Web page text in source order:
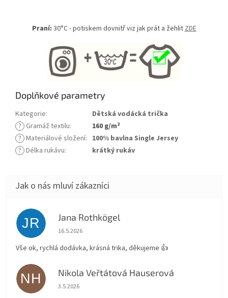
Praní: 30°C - potiskem dovnitř viz jak prát a žehlitZDE
Doplňkové parametry
Kategorie:
Dětská vodácká trička
? Gramáž textilu:
160 g/m²
? Materiálové složení: 100% bavlna Single Jersey
? Délka rukávu: krátký rukáv
JR Jana Rothkögel
Hodnocení obchodu je 5 z 5 hvězdiček.
16.5.2026
Vše ok, rychlá dodávka, krásná trika, děkujeme 👍
NH Nikola Veřtátová Hauserová
Hodnocení obchodu je 5 z 5 hvězdiček.
3.5.2026